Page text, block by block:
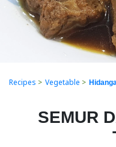
Recipes > Vegetable >
SEMUR